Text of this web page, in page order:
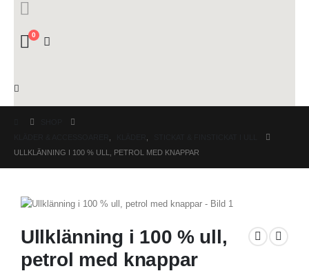
0
ULLKLÄNNING I 100 % ULL, PETROL MED KNAPPAR
Ullklänning i 100 % ull,
petrol med knappar